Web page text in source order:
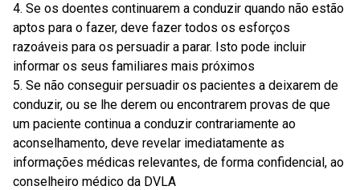
4. Se os doentes continuarem a conduzir quando não estão
aptos para o fazer, deve fazer todos os esforços
razoáveis para os persuadir a parar. Isto pode incluir
informar os seus familiares mais próximos
5. Se não conseguir persuadir os pacientes a deixarem de
conduzir, ou se lhe derem ou encontrarem provas de que
um paciente continua a conduzir contrariamente ao
aconselhamento, deve revelar imediatamente as
informações médicas relevantes, de forma confidencial, ao
conselheiro médico da DVLA